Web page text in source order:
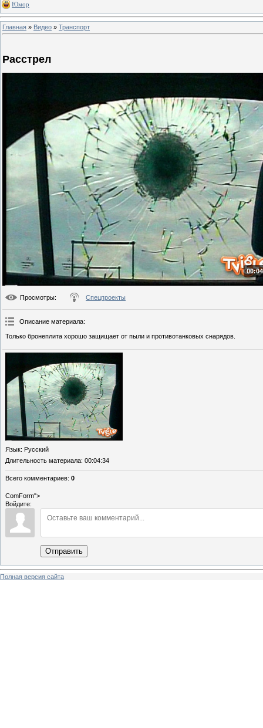
Юмор
Главная » Видео » Транспорт
Расстрел
Просмотры: Спецпроекты
Описание материала:
Только бронеплита хорошо защищает от пыли и противотанковых снарядов.
Язык: Русский
Длительность материала: 00:04:34
Всего комментариев: 0
ComForm">
Войдите:
Отправить
Полная версия сайта